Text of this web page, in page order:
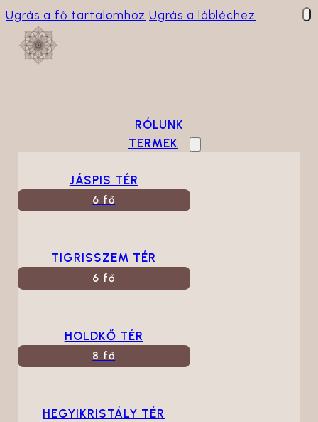
Ugrás a fő tartalomhoz Ugrás a lábléchez
RÓLUNK
TERMEK
JÁSPIS TÉR
6 fő
TIGRISSZEM TÉR
6 fő
HOLDKŐ TÉR
8 fő
HEGYIKRISTÁLY TÉR